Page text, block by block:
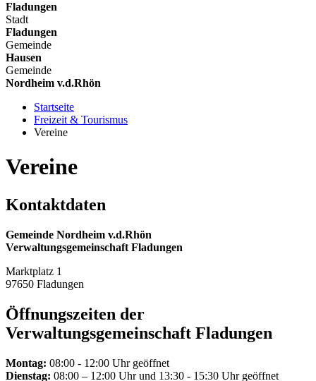
Fladungen
Stadt
Fladungen
Gemeinde
Hausen
Gemeinde
Nordheim v.d.Rhön
Startseite
Freizeit & Tourismus
Vereine
Vereine
Kontaktdaten
Gemeinde Nordheim v.d.Rhön
Verwaltungsgemeinschaft Fladungen
Marktplatz 1
97650 Fladungen
Öffnungszeiten der
Verwaltungsgemeinschaft Fladungen
Montag: 08:00 - 12:00 Uhr geöffnet
Dienstag: 08:00 – 12:00 Uhr und 13:30 - 15:30 Uhr geöffnet